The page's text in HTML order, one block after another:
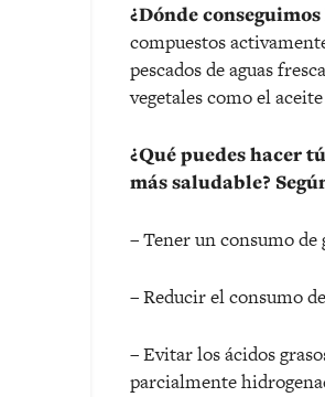
¿Dónde conseguimos
compuestos
pescados de aguas
vegetales como el
¿Qué puedes hacer
más saludable?
– Tener un consumo de
– Reducir el consumo
– Evitar los ácidos
parcialmente